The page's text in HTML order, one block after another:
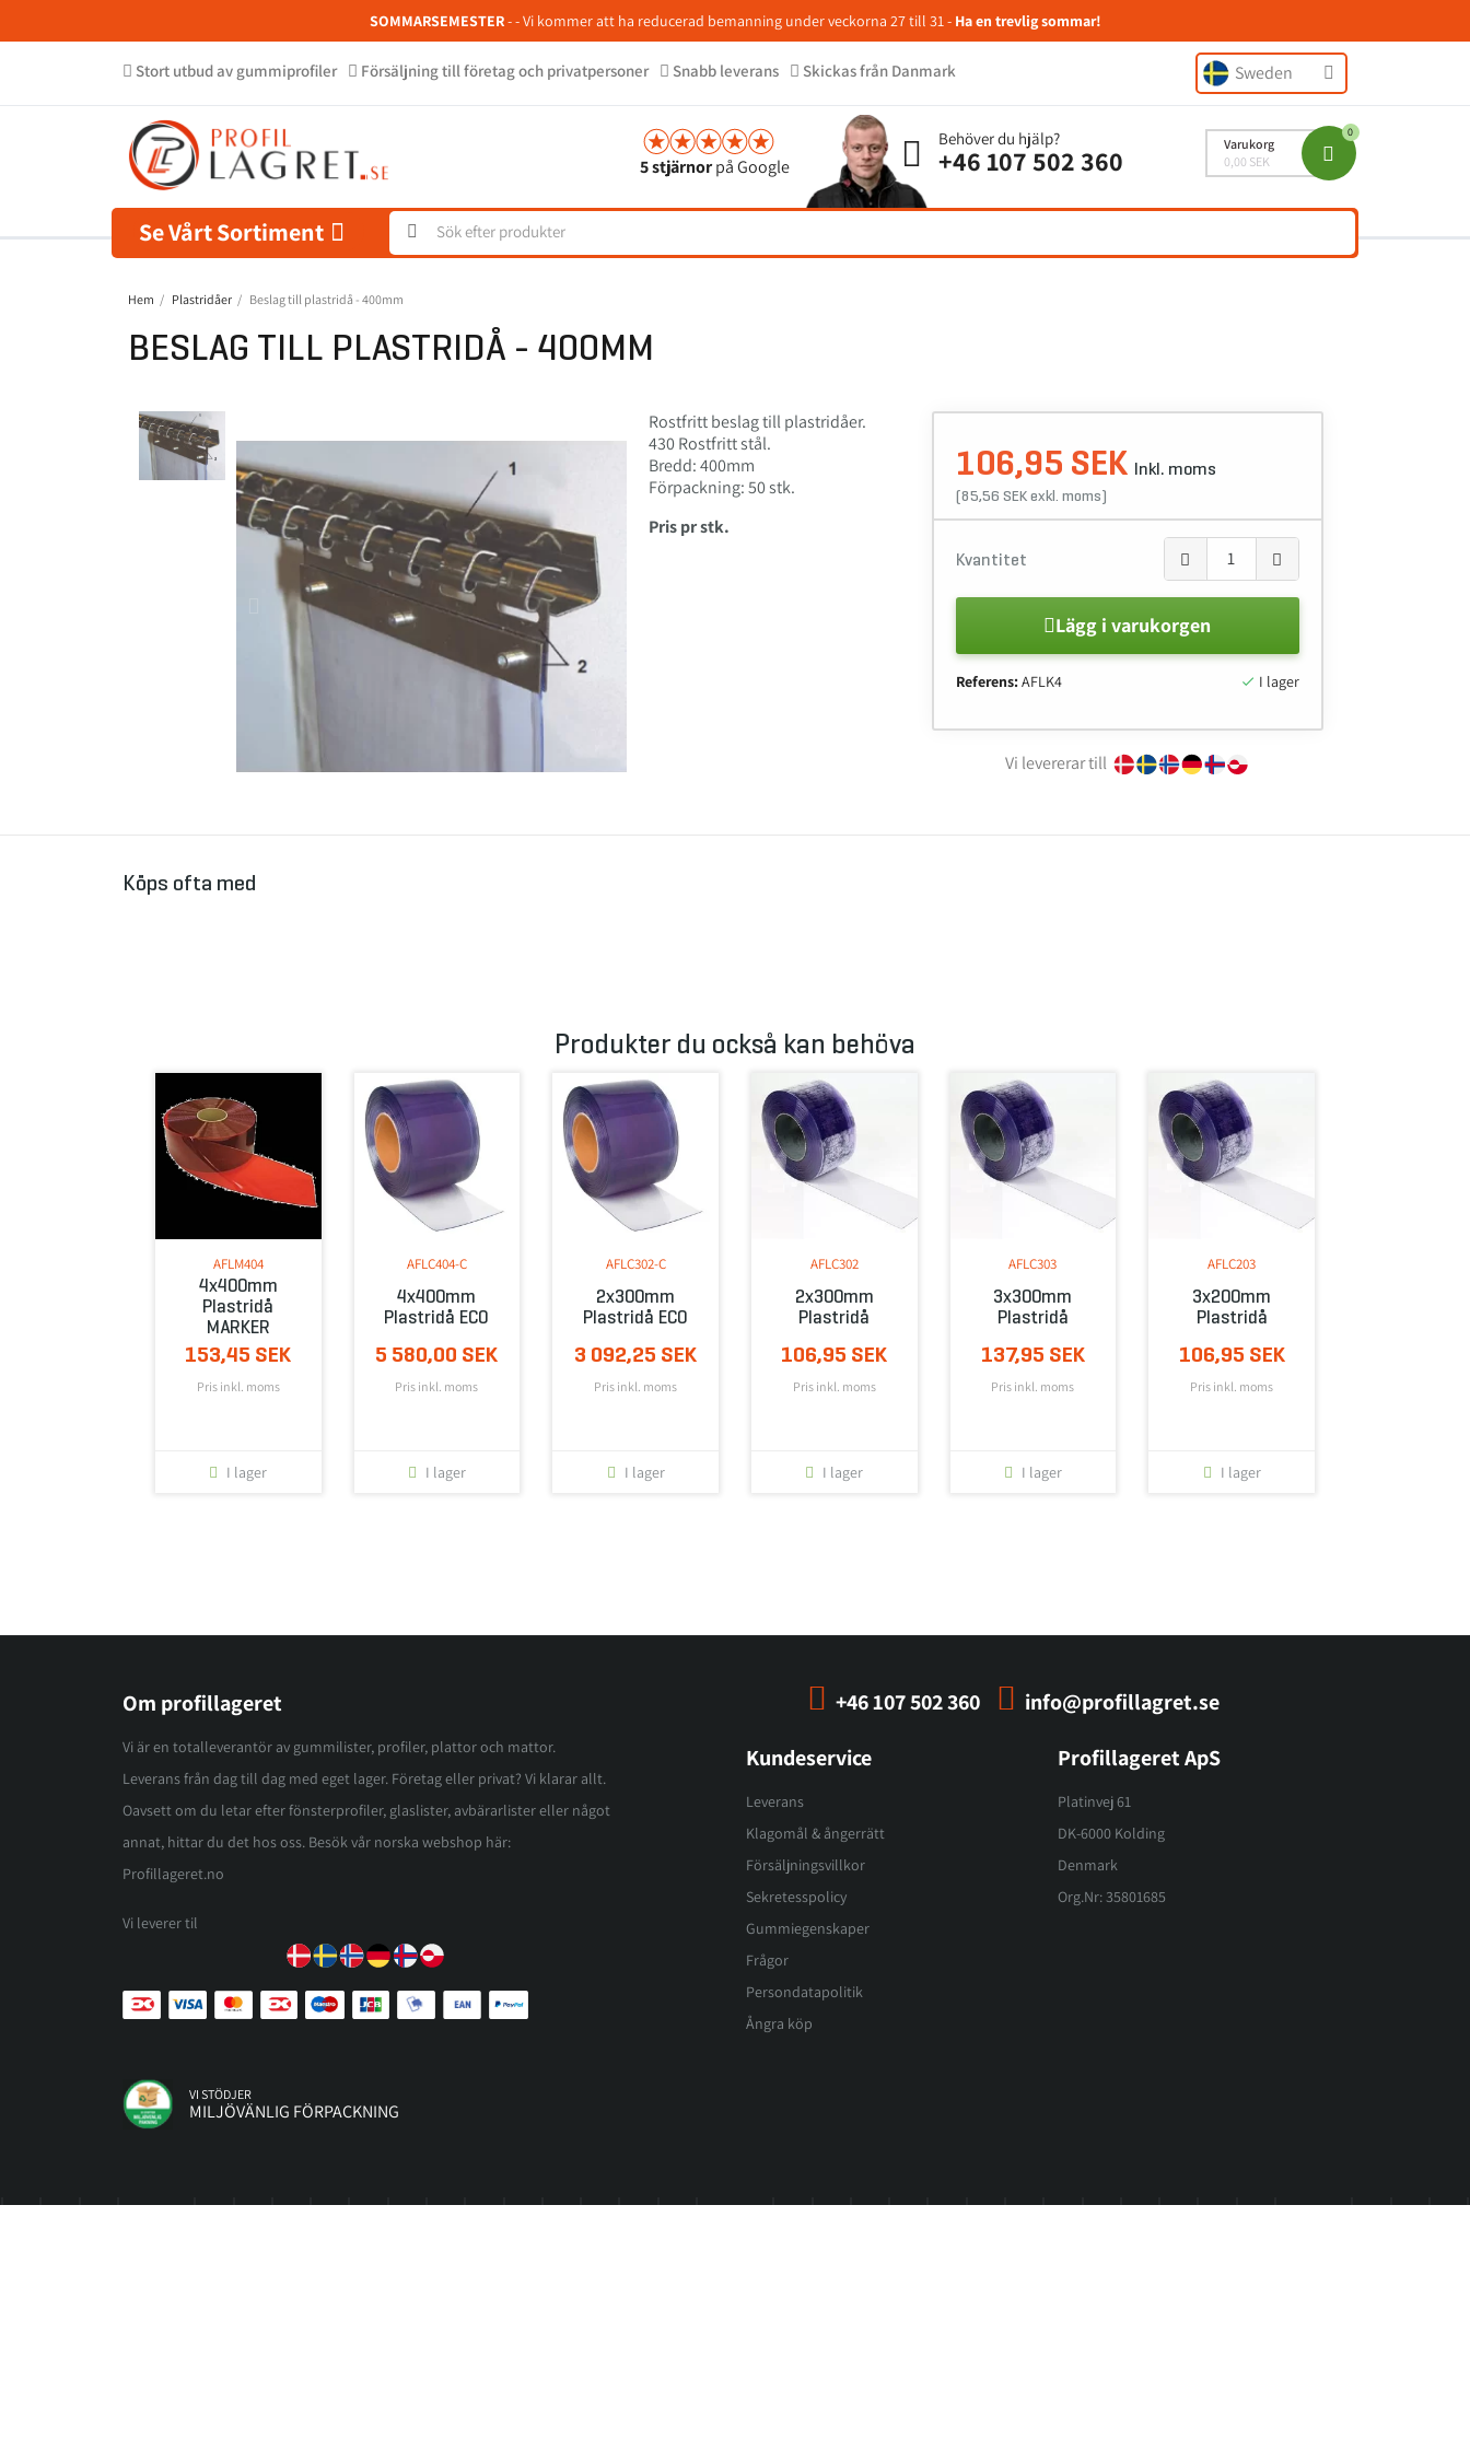
SOMMARSEMESTER- - Vi kommer att ha reducerad bemanning under veckorna 27 till 31 - Ha en trevlig sommar!
Stort utbud av gummiprofiler Försäljning till företag och privatpersoner Snabb leverans Skickas från Danmark Sweden
5 stjärnorpå Google
Behöver du hjälp?
+46 107 502 360
Varukorg
0,00 SEK
Se Vårt Sortiment
Hem Plastridåer Beslag till plastridå - 400mm
BESLAG TILL PLASTRIDÅ - 400MM
Rostfritt beslag till plastridåer.
430 Rostfritt stål.
Bredd: 400mm
Förpackning: 50 stk.
Pris pr stk.
106,95 SEK Inkl. moms
(85,56 SEK exkl. moms)
Kvantitet
Lägg i varukorgen
Referens:AFLK4  I lager
Vi levererar till
Köps ofta med
Produkter du också kan behöva
AFLM404
4x400mm
Plastridå
MARKER
153,45 SEK
Pris inkl. moms
I lager
AFLC404-C
4x400mm
Plastridå ECO
5 580,00 SEK
Pris inkl. moms
I lager
AFLC302-C
2x300mm
Plastridå ECO
3 092,25 SEK
Pris inkl. moms
I lager
AFLC302
2x300mm
Plastridå
106,95 SEK
Pris inkl. moms
I lager
AFLC303
3x300mm
Plastridå
137,95 SEK
Pris inkl. moms
I lager
AFLC203
3x200mm
Plastridå
106,95 SEK
Pris inkl. moms
I lager
+46 107 502 360 info@profillagret.se
Om profillageret
Vi är en totalleverantör av gummilister, profiler, plattor och mattor.
Leverans från dag till dag med eget lager. Företag eller privat? Vi klarar allt.
Oavsett om du letar efter fönsterprofiler, glaslister, avbärarlister eller något
annat, hittar du det hos oss. Besök vår norska webshop här:
Profillageret.no
Vi leverer til
Kundeservice
Leverans
Klagomål & ångerrätt
Försäljningsvillkor
Sekretesspolicy
Gummiegenskaper
Frågor
Persondatapolitik
Ångra köp
Profillageret ApS
Platinvej 61
DK-6000 Kolding
Denmark
Org.Nr: 35801685
VI STÖDJER
MILJÖVÄNLIG FÖRPACKNING